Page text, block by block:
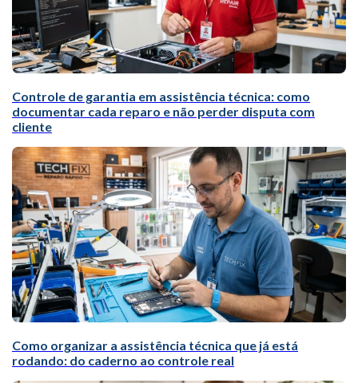
Controle de garantia em assistência técnica: como
documentar cada reparo e não perder disputa com
cliente
Como organizar a assistência técnica que já está
rodando: do caderno ao controle real